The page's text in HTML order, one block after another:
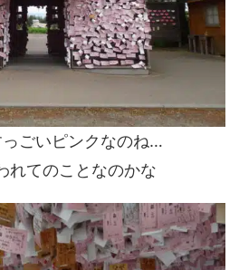
ごいピンクなのね…
れてのことなのかな